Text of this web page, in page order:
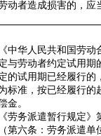
动者造成损害的，应
《中华人民共和国劳动
与劳动者约定试用期
的试用期已经履行的
标准，按已经履行的
金。
《劳务派遣暂行规定》
（第六条：劳务派遣